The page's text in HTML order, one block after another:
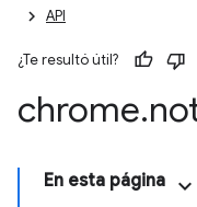
API
¿Te resultó útil?
chrome.
En esta página